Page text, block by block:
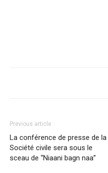
Previous article
La conférence de presse de la
Société civile sera sous le
sceau de “Niaani bagn naa”